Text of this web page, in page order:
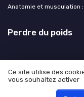
Anatomie et musculation
Perdre du poids
Mentions
Ce site utilise des
vous souhaitez activer